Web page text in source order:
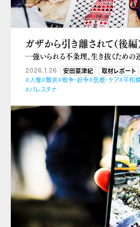
ガザから引き離されて（後編
―強いられる不条理、生き抜くための
2026.1.26 安田菜津紀
取材レポート
#人権#難民#戦争・紛争#医療・ケア#平和
#パレスチナ